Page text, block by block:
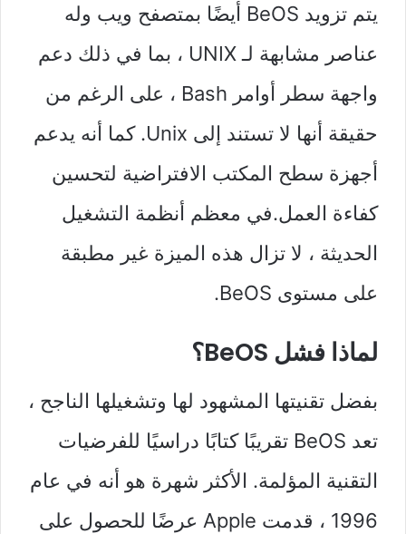
يتم تزويد BeOS أيضًا بمتصفح ويب وله
عناصر مشابهة لـ UNIX ، بما في ذلك دعم
واجهة سطر أوامر Bash ، على الرغم من
حقيقة أنها لا تستند إلى Unix. كما أنه يدعم
أجهزة سطح المكتب الافتراضية لتحسين
كفاءة العمل.في معظم أنظمة التشغيل
الحديثة ، لا تزال هذه الميزة غير مطبقة
على مستوى BeOS.
لماذا فشل BeOS؟
بفضل تقنيتها المشهود لها وتشغيلها الناجح ،
تعد BeOS تقريبًا كتابًا دراسيًا للفرضيات
التقنية المؤلمة. الأكثر شهرة هو أنه في عام
1996 ، قدمت Apple عرضًا للحصول على